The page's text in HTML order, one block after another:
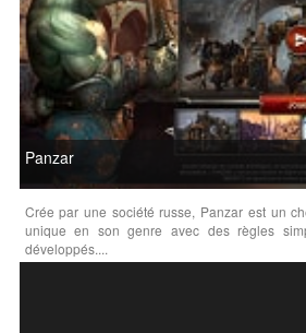
Panzar
Crée par une société russe, Panzar est un
unique en son genre avec des règles
développés....